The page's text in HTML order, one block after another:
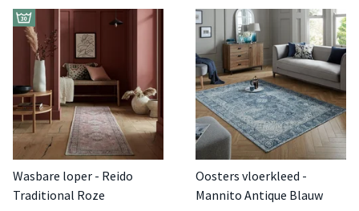
Wasbare loper - Reido
Traditional Roze
Oosters vloerkleed -
Mannito Antique Blauw